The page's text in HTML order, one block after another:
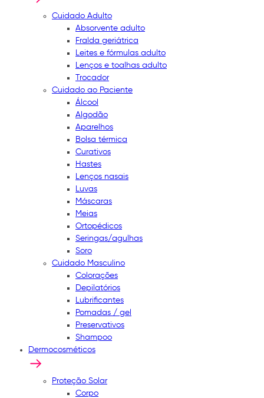
Cuidado Adulto
Absorvente adulto
Fralda geriátrica
Leites e fórmulas adulto
Lenços e toalhas adulto
Trocador
Cuidado ao Paciente
Álcool
Algodão
Aparelhos
Bolsa térmica
Curativos
Hastes
Lenços nasais
Luvas
Máscaras
Meias
Ortopédicos
Seringas/agulhas
Soro
Cuidado Masculino
Colorações
Depilatórios
Lubrificantes
Pomadas / gel
Preservativos
Shampoo
Dermocosméticos
Proteção Solar
Corpo